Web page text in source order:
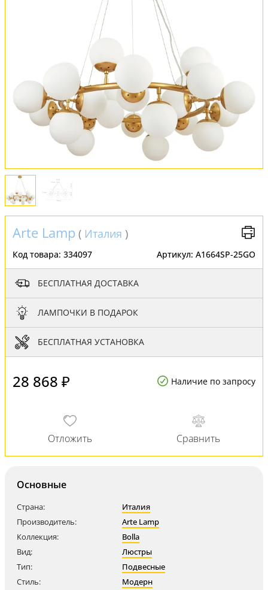
Оплата и доставка
Обмен и возврат
Установка
FAQ
Отзывы
Arte Lamp ( Италия )
Код товара: 334097 Артикул: A1664SP-25GO
БЕСПЛАТНАЯ ДОСТАВКА
ЛАМПОЧКИ В ПОДАРОК
БЕСПЛАТНАЯ УСТАНОВКА
28 868 ₽ Наличие по запросу
Основные
Страна:
Италия
Производитель:
Arte Lamp
Коллекция:
Bolla
Вид:
Люстры
Тип:
Подвесные
Стиль:
Модерн